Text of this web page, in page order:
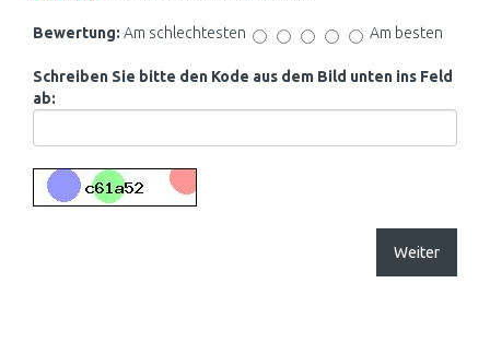
Bewertung: Am schlechtesten Am besten
Schreiben Sie bitte den Kode aus dem Bild unten ins Feld
ab:
Weiter